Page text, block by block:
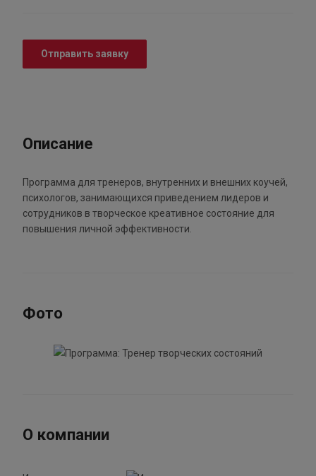
Отправить заявку
Описание
Программа для тренеров, внутренних и внешних коучей,
психологов, занимающихся приведением лидеров и
сотрудников в творческое креативное состояние для
повышения личной эффективности.
Фото
О компании